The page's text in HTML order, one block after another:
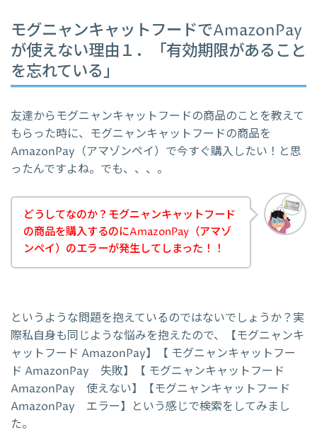
モグニャンキャットフードでAmazonPay
が使えない理由１．「有効期限があること
を忘れている」
友達からモグニャンキャットフードの商品のことを教えて
もらった時に、モグニャンキャットフードの商品を
AmazonPay（アマゾンペイ）で今すぐ購入したい！と思
ったんですよね。でも、、、。
どうしてなのか？モグニャンキャットフード
の商品を購入するのにAmazonPay（アマゾ
ンペイ）のエラーが発生してしまった！！
というような問題を抱えているのではないでしょうか？実
際私自身も同じような悩みを抱えたので、【モグニャンキ
ャットフード AmazonPay】【 モグニャンキャットフー
ド AmazonPay 失敗】【 モグニャンキャットフード
AmazonPay 使えない】【モグニャンキャットフード
AmazonPay エラー】という感じで検索をしてみまし
た。